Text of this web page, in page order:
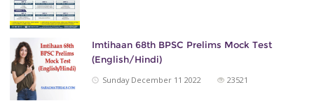
Imtihaan 68th BPSC Prelims Mock Test
(English/Hindi)
Sunday December 11 2022
23521